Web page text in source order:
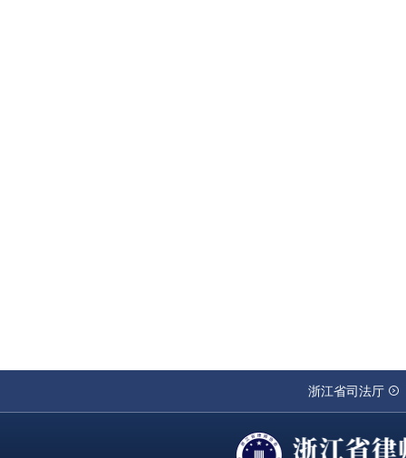
浙江省司法厅